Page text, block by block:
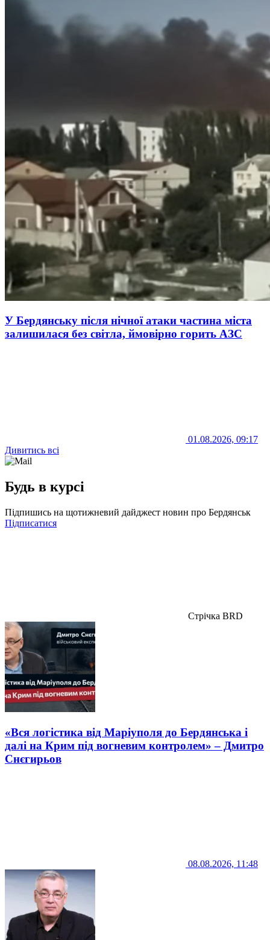
У Бердянську після нічної атаки частина міста
залишилася без світла, ймовірно горить АЗС
01.08.2026, 09:17
Дивитись всі
Будь в курсі
Підпишись на щотижневий дайджест новин про Бердянськ
Підписатися
Стрічка BRD
«Вся логістика від Маріуполя до Бердянська і
далі на Крим під вогневим контролем» – Дмитро
Снєгирьов
08.08.2026, 11:48